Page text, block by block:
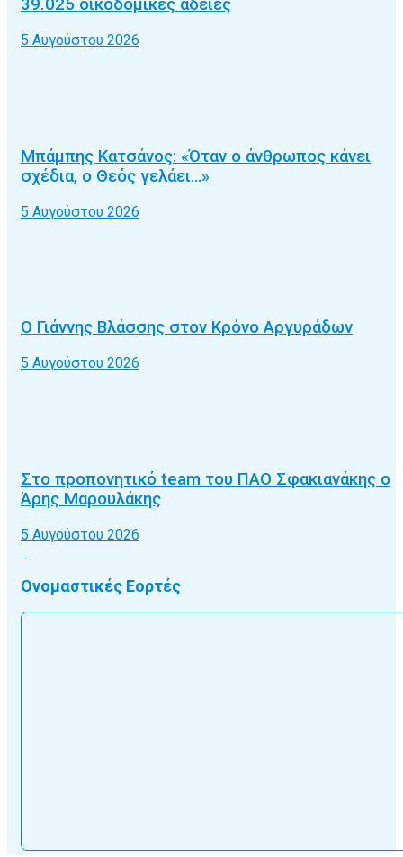
39.025 οικοδομικές άδειες
5 Αυγούστου 2026
Μπάμπης Κατσάνος: «Όταν ο άνθρωπος κάνει
σχέδια, ο Θεός γελάει…»
5 Αυγούστου 2026
Ο Γιάννης Βλάσσης στον Κρόνο Αργυράδων
5 Αυγούστου 2026
Στο προπονητικό team του ΠΑΟ Σφακιανάκης ο
Άρης Μαρουλάκης
5 Αυγούστου 2026
Ονομαστικές Εορτές